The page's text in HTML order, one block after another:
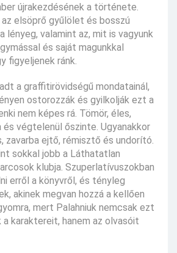
újrakezdésének a története.
az elsöprő gyűlölet és bosszú
lényeg, valamint az, mit is vagyunk
és saját magunkkal
figyeljenek ránk.
a graffitirövidségű mondatainál,
ostorozzák és gyilkolják ezt a
nem képes rá. Tömör, éles,
végtelenül őszinte. Ugyanakkor
zavarba ejtő, rémisztő és undorító.
sokkal jobb a Láthatatlan
klubja. Szuperlatívuszokban
erről a könyvről, és tényleg
akinek megvan hozzá a kellően
mert Palahniuk nemcsak ezt
karaktereit, hanem az olvasóit